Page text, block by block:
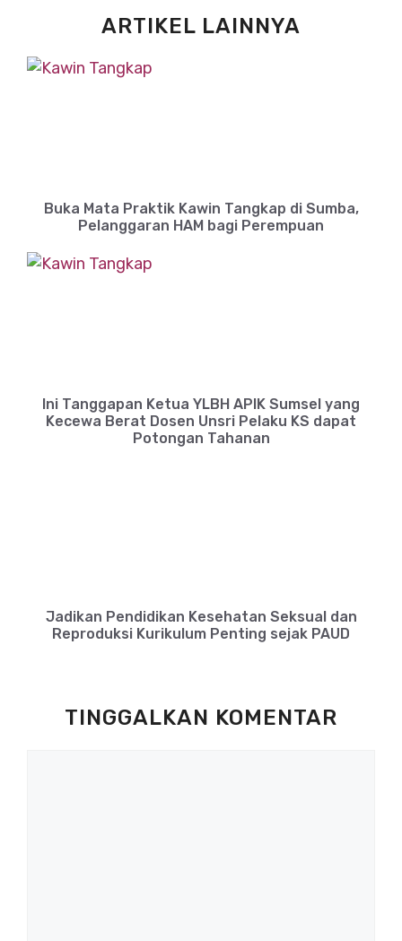
ARTIKEL LAINNYA
Buka Mata Praktik Kawin Tangkap di Sumba,
Pelanggaran HAM bagi Perempuan
Ini Tanggapan Ketua YLBH APIK Sumsel yang
Kecewa Berat Dosen Unsri Pelaku KS dapat
Potongan Tahanan
Jadikan Pendidikan Kesehatan Seksual dan
Reproduksi Kurikulum Penting sejak PAUD
TINGGALKAN KOMENTAR